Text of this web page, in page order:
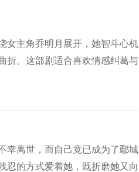
女主角乔明月展开，她智斗心机
折。这部剧适合喜欢情感纠葛与
幸离世，而自己竟已成为了鄢城
忍的方式爱着她，既折磨她又向